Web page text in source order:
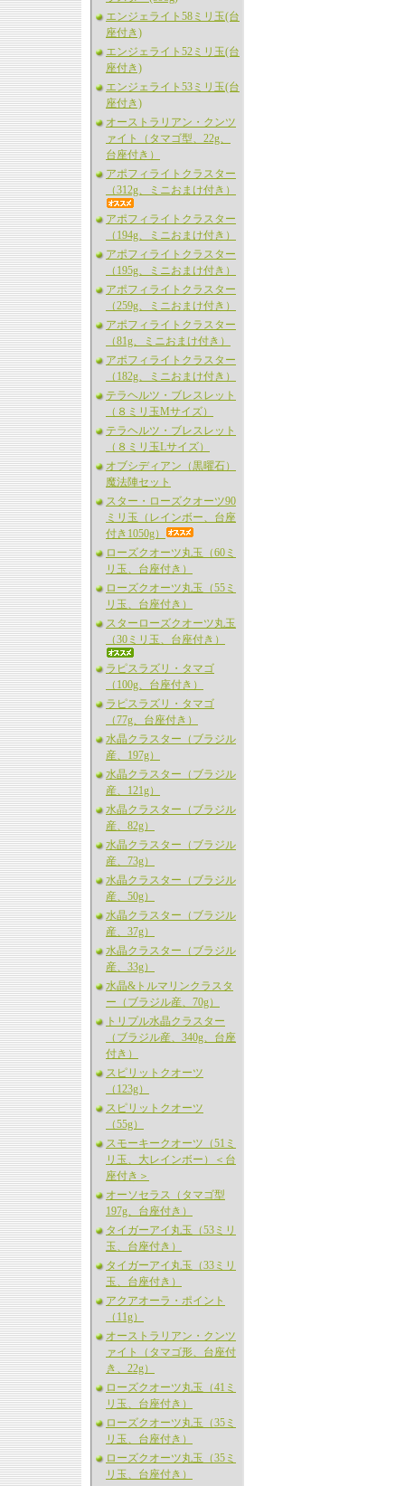
エンジェライト58ミリ玉(台
座付き)
エンジェライト52ミリ玉(台
座付き)
エンジェライト53ミリ玉(台
座付き)
オーストラリアン・クンツ
ァイト（タマゴ型、22g、
台座付き）
アポフィライトクラスター
（312g、ミニおまけ付き）
アポフィライトクラスター
（194g、ミニおまけ付き）
アポフィライトクラスター
（195g、ミニおまけ付き）
アポフィライトクラスター
（259g、ミニおまけ付き）
アポフィライトクラスター
（81g、ミニおまけ付き）
アポフィライトクラスター
（182g、ミニおまけ付き）
テラヘルツ・ブレスレット
（８ミリ玉Mサイズ）
テラヘルツ・ブレスレット
（８ミリ玉Lサイズ）
オブシディアン（黒曜石）
魔法陣セット
スター・ローズクオーツ90
ミリ玉（レインボー、台座
付き1050g）
ローズクオーツ丸玉（60ミ
リ玉、台座付き）
ローズクオーツ丸玉（55ミ
リ玉、台座付き）
スターローズクオーツ丸玉
（30ミリ玉、台座付き）
ラピスラズリ・タマゴ
（100g、台座付き）
ラピスラズリ・タマゴ
（77g、台座付き）
水晶クラスター（ブラジル
産、197g）
水晶クラスター（ブラジル
産、121g）
水晶クラスター（ブラジル
産、82g）
水晶クラスター（ブラジル
産、73g）
水晶クラスター（ブラジル
産、50g）
水晶クラスター（ブラジル
産、37g）
水晶クラスター（ブラジル
産、33g）
水晶&トルマリンクラスタ
ー（ブラジル産、70g）
トリプル水晶クラスター
（ブラジル産、340g、台座
付き）
スピリットクオーツ
（123g）
スピリットクオーツ
（55g）
スモーキークオーツ（51ミ
リ玉、大レインボー）＜台
座付き＞
オーソセラス（タマゴ型
197g、台座付き）
タイガーアイ丸玉（53ミリ
玉、台座付き）
タイガーアイ丸玉（33ミリ
玉、台座付き）
アクアオーラ・ポイント
（11g）
オーストラリアン・クンツ
ァイト（タマゴ形、台座付
き、22g）
ローズクオーツ丸玉（41ミ
リ玉、台座付き）
ローズクオーツ丸玉（35ミ
リ玉、台座付き）
ローズクオーツ丸玉（35ミ
リ玉、台座付き）